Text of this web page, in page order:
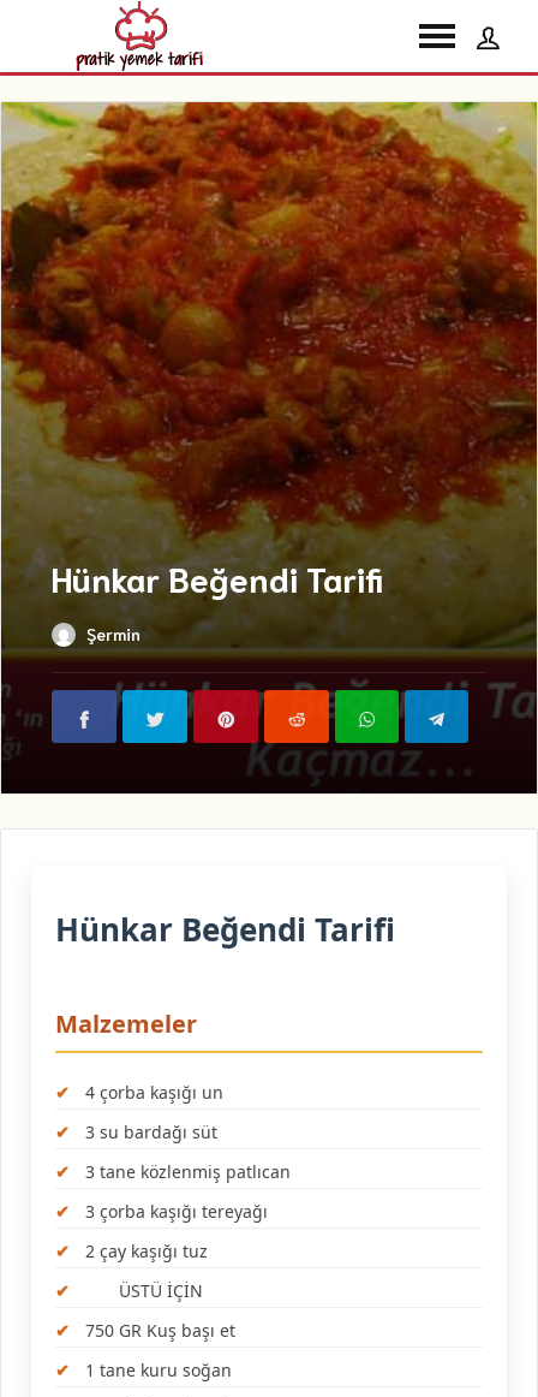
Hünkar Beğendi Tarifi
Şermin
Hünkar Beğendi Tarifi
Malzemeler
4 çorba kaşığı un
3 su bardağı süt
3 tane közlenmiş patlıcan
3 çorba kaşığı tereyağı
2 çay kaşığı tuz
ÜSTÜ İÇİN
750 GR Kuş başı et
1 tane kuru soğan